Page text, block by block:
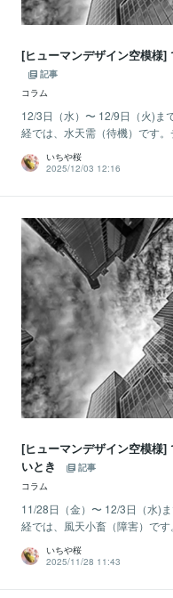
[ヒューマンデザイン空模様]
記事
コラム
12/3日（水）〜 12/9日（火)ま
経では、水天需（待機）です
いちや桜
2025/12/03 12:16
[ヒューマンデザイン空模様]
いとき
記事
コラム
11/28日（金）〜 12/3日（水)
経では、風天小畜（障害）で
いちや桜
2025/11/28 11:43